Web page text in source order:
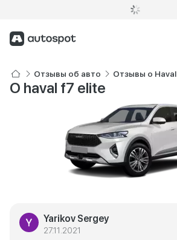
Отзывы об авто Отзывы о Haval
О haval f7 elite
Yarikov Sergey
27.11.2021